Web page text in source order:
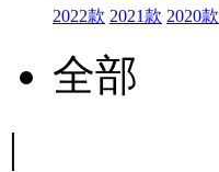
2022款 2021款 2020款
全部
|